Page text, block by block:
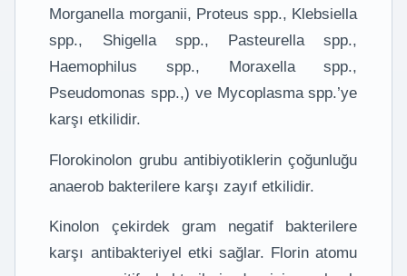
Morganella morganii, Proteus spp., Klebsiella
spp., Shigella spp., Pasteurella spp.,
Haemophilus spp., Moraxella spp.,
Pseudomonas spp.,) ve Mycoplasma spp.’ye
karşı etkilidir.
Florokinolon grubu antibiyotiklerin çoğunluğu
anaerob bakterilere karşı zayıf etkilidir.
Kinolon çekirdek gram negatif bakterilere
karşı antibakteriyel etki sağlar. Florin atomu